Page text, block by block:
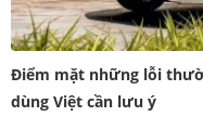
Điểm mặt những lỗi
dùng Việt cần lưu ý